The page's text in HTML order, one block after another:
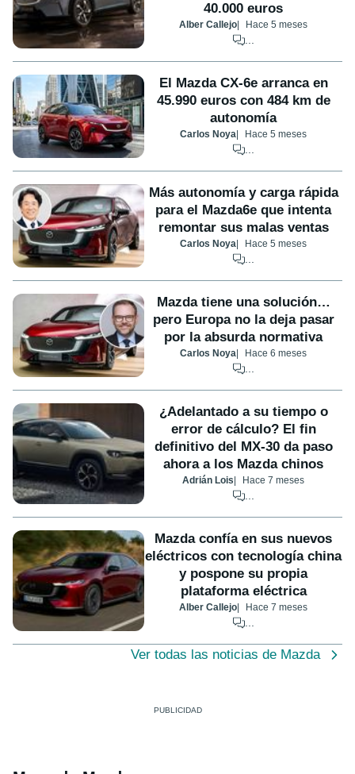
40.000 euros
Alber Callejo Hace 5 meses
...
El Mazda CX-6e arranca en
45.990 euros con 484 km de
autonomía
Carlos Noya Hace 5 meses
...
Más autonomía y carga rápida
para el Mazda6e que intenta
remontar sus malas ventas
Carlos Noya Hace 5 meses
...
Mazda tiene una solución…
pero Europa no la deja pasar
por la absurda normativa
Carlos Noya Hace 6 meses
...
¿Adelantado a su tiempo o
error de cálculo? El fin
definitivo del MX-30 da paso
ahora a los Mazda chinos
Adrián Lois Hace 7 meses
...
Mazda confía en sus nuevos
eléctricos con tecnología china
y pospone su propia
plataforma eléctrica
Alber Callejo Hace 7 meses
...
Ver todas las noticias de Mazda